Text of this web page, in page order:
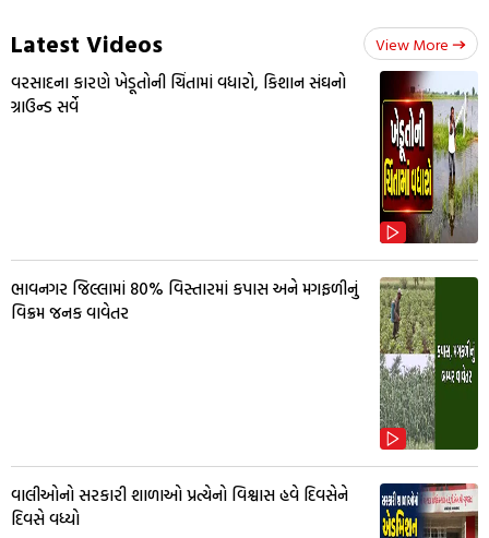
Latest Videos View More
વરસાદના કારણે ખેડૂતોની ચિંતામાં વધારો, કિશાન સંઘનો
ગ્રાઉન્ડ સર્વે
ભાવનગર જિલ્લામાં 80% વિસ્તારમાં કપાસ અને મગફળીનું
વિક્રમ જનક વાવેતર
વાલીઓનો સરકારી શાળાઓ પ્રત્યેનો વિશ્વાસ હવે દિવસેને
દિવસે વધ્યો